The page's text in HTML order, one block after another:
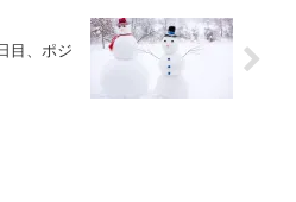
目、ポジ